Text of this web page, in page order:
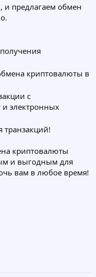
и предлагаем обмен
криптовалюты в
с
и электронных
транзакций!
криптовалюты
и выгодным для
вам в любое время!